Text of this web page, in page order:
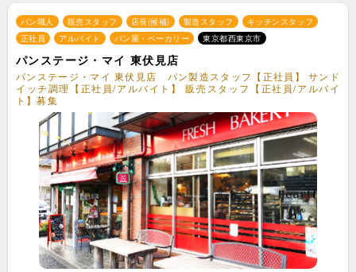
パン職人 販売スタッフ 店長(候補) 製造スタッフ
キッチンスタッフ
正社員
アルバイト パン屋・ベーカリー 東京都西東京市
パンステージ・マイ 東伏見店
パンステージ・マイ 東伏見店 パン製造スタッフ【正社員】 サンド
イッチ調理【正社員/アルバイト】 販売スタッフ【正社員/アルバイ
ト】募集